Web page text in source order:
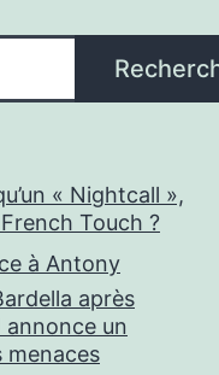
« Nightcall »,
Touch ?
à Antony
après
annonce un
menaces